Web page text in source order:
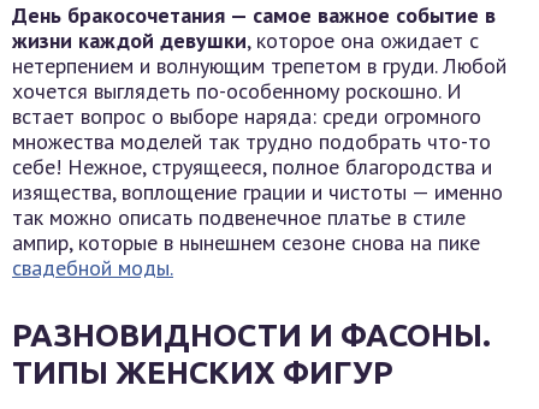
День бракосочетания — самое важное событие в
жизни каждой девушки, которое она ожидает с
нетерпением и волнующим трепетом в груди. Любой
хочется выглядеть по-особенному роскошно. И
встает вопрос о выборе наряда: среди огромного
множества моделей так трудно подобрать что-то
себе! Нежное, струящееся, полное благородства и
изящества, воплощение грации и чистоты — именно
так можно описать подвенечное платье в стиле
ампир, которые в нынешнем сезоне снова на пике
свадебной моды.
РАЗНОВИДНОСТИ И ФАСОНЫ.
ТИПЫ ЖЕНСКИХ ФИГУР